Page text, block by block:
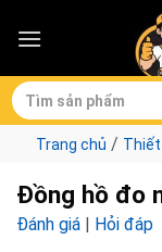
Tìm
kiếm:
Trang chủ / Thiết
Đồng hồ đo
Đánh giá | Hỏi đáp